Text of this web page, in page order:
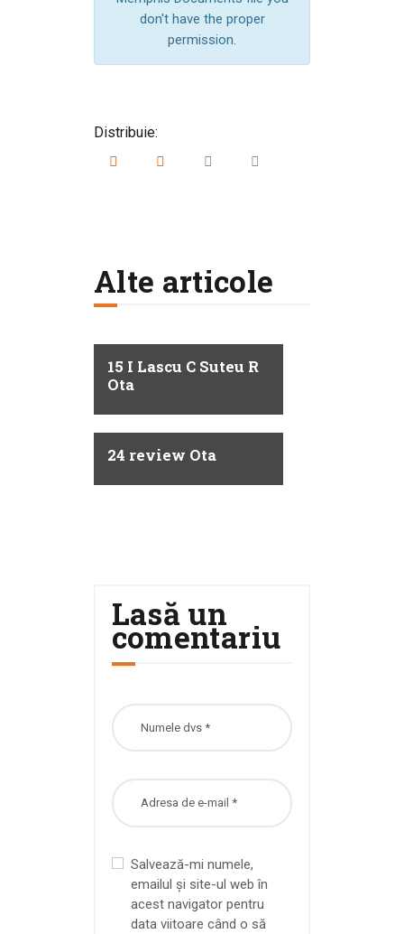
don't have the proper
permission.
Distribuie:
Alte articole
15 I Lascu C Suteu R
Ota
24 review Ota
Lasă un
comentariu
Salvează-mi numele,
emailul și site-ul web în
acest navigator pentru
data viitoare când o să